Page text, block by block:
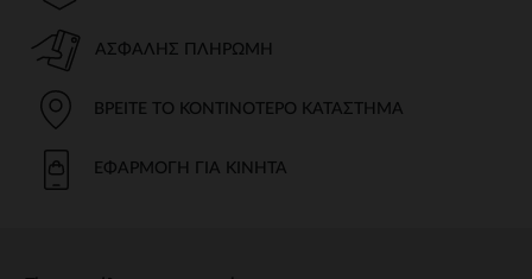
ΑΣΦΑΛΉΣ ΠΛΗΡΩΜΉ
ΒΡΕΊΤΕ ΤΟ ΚΟΝΤΙΝΌΤΕΡΟ ΚΑΤΆΣΤΗΜΑ
ΕΦΑΡΜΟΓΉ ΓΙΑ ΚΙΝΗΤΆ